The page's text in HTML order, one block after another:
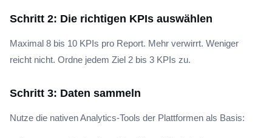
Schritt 2: Die richtigen KPIs auswählen
Maximal 8 bis 10 KPIs pro Report. Mehr verwirrt. Weniger
reicht nicht. Ordne jedem Ziel 2 bis 3 KPIs zu.
Schritt 3: Daten sammeln
Nutze die nativen Analytics-Tools der Plattformen als Basis: